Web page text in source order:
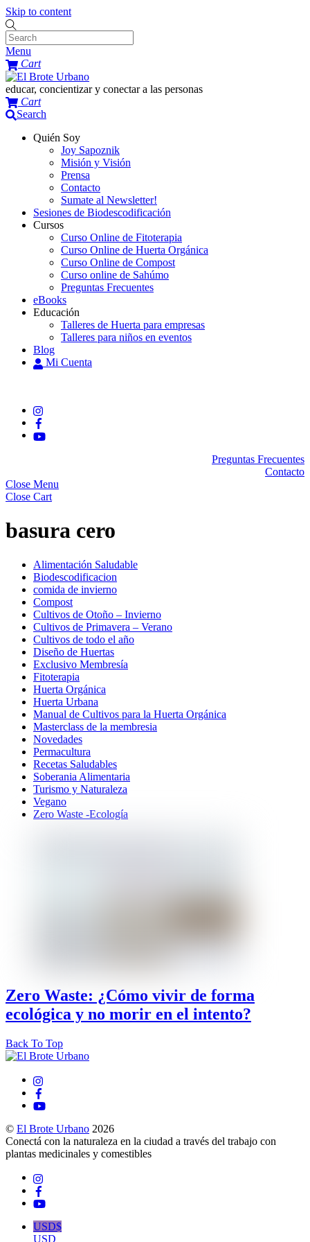
Skip to content
Menu
Cart
educar, concientizar y conectar a las personas
Cart
Search
Quién Soy
Joy Sapoznik
Misión y Visión
Prensa
Contacto
Sumate al Newsletter!
Sesiones de Biodescodificación
Cursos
Curso Online de Fitoterapia
Curso Online de Huerta Orgánica
Curso Online de Compost
Curso online de Sahúmo
Preguntas Frecuentes
eBooks
Educación
Talleres de Huerta para empresas
Talleres para niños en eventos
Blog
Mi Cuenta
Preguntas Frecuentes
Contacto
Close Menu
Close Cart
basura cero
Alimentación Saludable
Biodescodificacion
comida de invierno
Compost
Cultivos de Otoño – Invierno
Cultivos de Primavera – Verano
Cultivos de todo el año
Diseño de Huertas
Exclusivo Membresía
Fitoterapia
Huerta Orgánica
Huerta Urbana
Manual de Cultivos para la Huerta Orgánica
Masterclass de la membresia
Novedades
Permacultura
Recetas Saludables
Soberania Alimentaria
Turismo y Naturaleza
Vegano
Zero Waste -Ecología
Zero Waste: ¿Cómo vivir de forma
ecológica y no morir en el intento?
Back To Top
© El Brote Urbano 2026
Conectá con la naturaleza en la ciudad a través del trabajo con
plantas medicinales y comestibles
USD$
USD